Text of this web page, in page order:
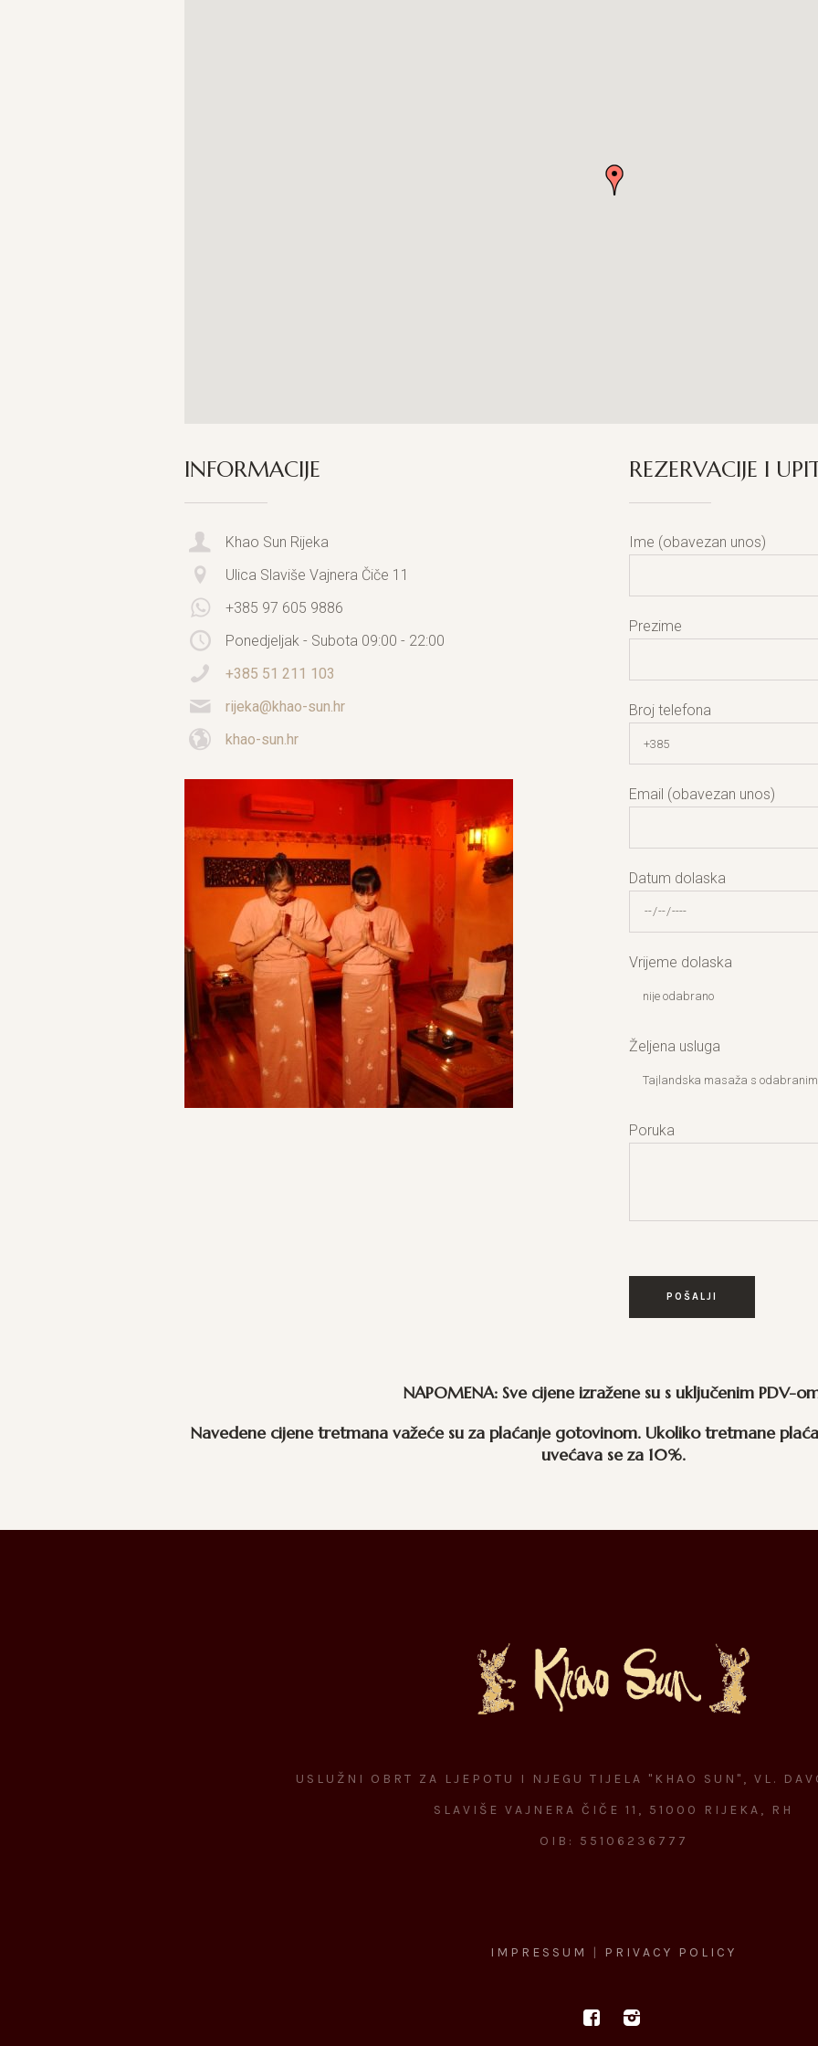
INFORMACIJE
Khao Sun Rijeka
Ulica Slaviše Vajnera Čiče 11
+385 97 605 9886
Ponedjeljak - Subota 09:00 - 22:00
+385 51 211 103
rijeka@khao-sun.hr
khao-sun.hr
REZERVACIJE I
Ime (obavezan unos)
Prezime
Broj telefona
Email (obavezan unos)
Datum dolaska
Vrijeme dolaska
Željena usluga
Poruka
NAPOMENA: Sve cijene izražene su s uključenim PDV-
Navedene cijene tretmana važeće su za plaćanje gotovinom. Ukoliko tretmane
uvećava se za 10%.
USLUŽNI OBRT ZA LJEPOTU I NJEGU TIJELA "KHAO SUN", VL.
SLAVIŠE VAJNERA ČIČE 11, 51000 RIJEKA, RH
OIB: 55106236777
IMPRESSUM | PRIVACY POLICY